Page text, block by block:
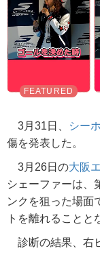
3月31日、 シー
傷を発表した。
3月26日の大阪
シェーファーは、
ンクを狙った場面
トを離れることと
診断の結果、右